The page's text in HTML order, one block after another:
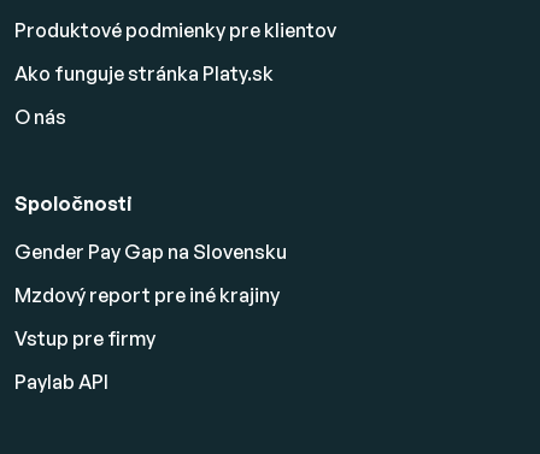
Produktové podmienky pre klientov
Ako funguje stránka Platy.sk
O nás
Spoločnosti
Gender Pay Gap na Slovensku
Mzdový report pre iné krajiny
Vstup pre firmy
Paylab API